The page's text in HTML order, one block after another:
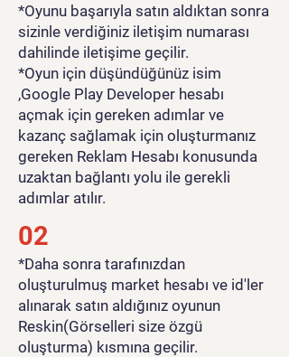
*Oyunu başarıyla satın aldıktan sonra
sizinle verdiğiniz iletişim numarası
dahilinde iletişime geçilir.
*Oyun için düşündüğünüz isim
,Google Play Developer hesabı
açmak için gereken adımlar ve
kazanç sağlamak için oluşturmanız
gereken Reklam Hesabı konusunda
uzaktan bağlantı yolu ile gerekli
adımlar atılır.
02
*Daha sonra tarafınızdan
oluşturulmuş market hesabı ve id'ler
alınarak satın aldığınız oyunun
Reskin(Görselleri size özgü
oluşturma) kısmına geçilir.